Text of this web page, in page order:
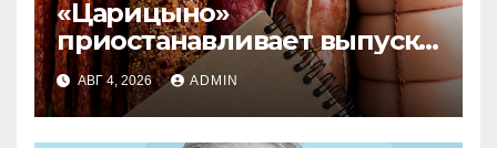
«Царицыно»
приостанавливает выпуск
продукции
АВГ 4, 2026 ADMIN